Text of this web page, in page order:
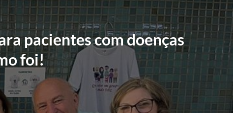
pacientes com doenças
foi!